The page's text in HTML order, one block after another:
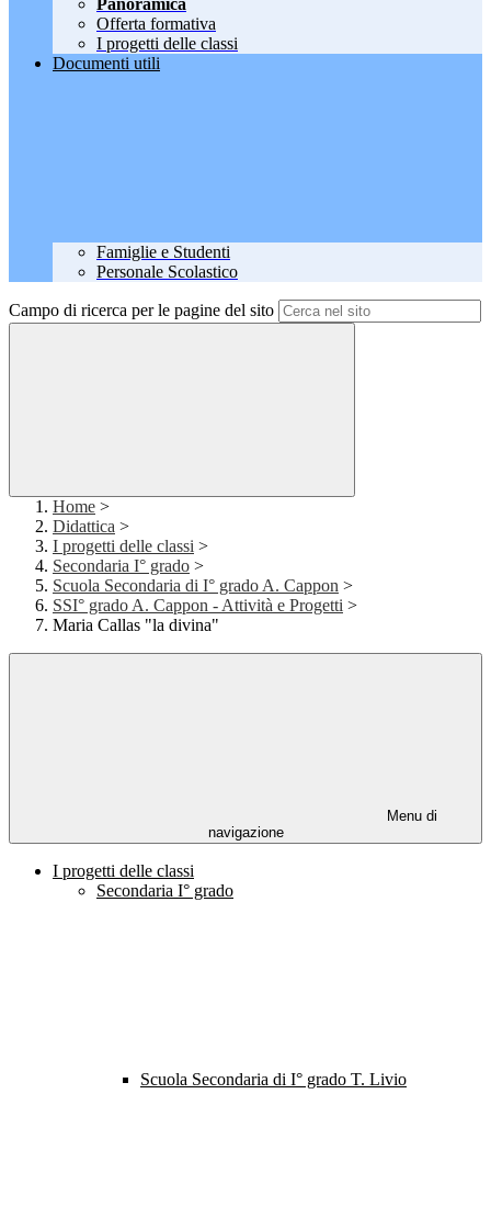
Panoramica
Offerta formativa
I progetti delle classi
Documenti utili
Famiglie e Studenti
Personale Scolastico
Campo di ricerca per le pagine del sito
Home >
Didattica >
I progetti delle classi >
Secondaria I° grado >
Scuola Secondaria di I° grado A. Cappon >
SSI° grado A. Cappon - Attività e Progetti >
Maria Callas "la divina"
Menu di
navigazione
I progetti delle classi
Secondaria I° grado
Scuola Secondaria di I° grado T. Livio